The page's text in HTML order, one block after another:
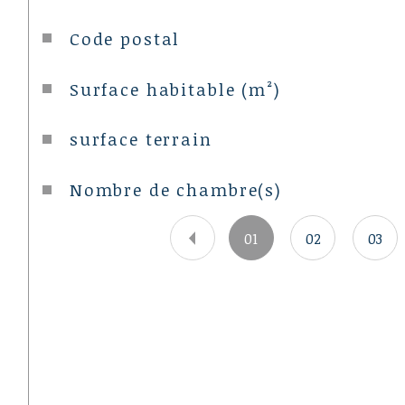
Caractéristiques Valeurs
Code postal
Surface habitable (m²)
surface terrain
Nombre de chambre(s)
01 02 03